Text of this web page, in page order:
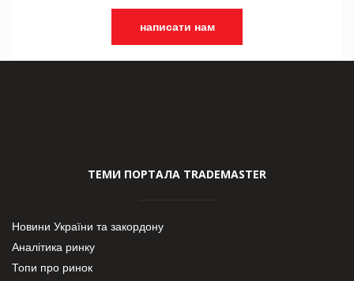
написати нам
ТЕМИ ПОРТАЛА TRADEMASTER
Новини України та закордону
Аналітика ринку
Топи про ринок